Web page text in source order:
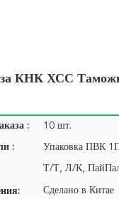
КНК ХСС
: 10 шт.
:
Т/Т, Л/К,
Сделано в Китае